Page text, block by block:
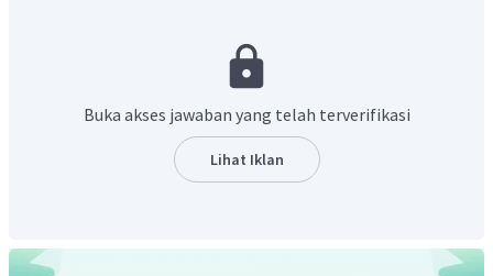
memengaruhi pendengar dengan kata-kata yang
Sebuah teks pidato persuasif selalu diawali dengan kata
sapaan kepada pendengarnya sebagai pembuka pidato.
Setelah itu baru membahas tentang fenomena yang
terkait dengan topik pidato. Setelah itu barulah
untuk kalimat-kalimat acak tersebut adalah:
Buka akses jawaban yang telah terverifikasi
Lihat Iklan